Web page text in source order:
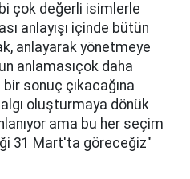
çok değerli isimlerle
anlayışı içinde bütün
anlayarak yönetmeye
anlamasıçok daha
sonuç çıkacağına
oluşturmaya dönük
ama bu her seçim
31 Mart'ta göreceğiz"